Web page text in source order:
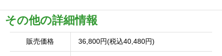
その他の詳細情報
販売価格 36,800円(税込40,480円)